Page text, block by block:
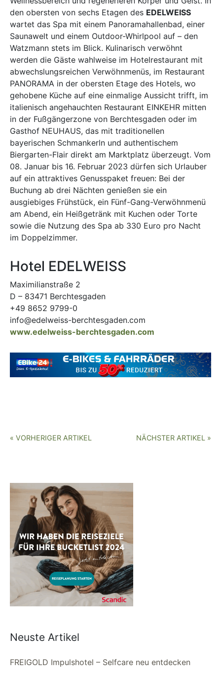
den obersten von sechs Etagen des EDELWEISS
wartet das Spa mit einem Panoramahallenbad, einer
Saunawelt und einem Outdoor-Whirlpool auf – den
Watzmann stets im Blick. Kulinarisch verwöhnt
werden die Gäste wahlweise im Hotelrestaurant mit
abwechslungsreichen Verwöhnmenüs, im Restaurant
PANORAMA in der obersten Etage des Hotels, wo
gehobene Küche auf eine einmalige Aussicht trifft, im
italienisch angehauchten Restaurant EINKEHR mitten
in der Fußgängerzone von Berchtesgaden oder im
Gasthof NEUHAUS, das mit traditionellen
bayerischen Schmankerln und authentischem
Biergarten-Flair direkt am Marktplatz überzeugt. Vom
08. Januar bis 16. Februar 2023 dürfen sich Urlauber
auf ein attraktives Genusspaket freuen: Bei der
Buchung ab drei Nächten genießen sie ein
ausgiebiges Frühstück, ein Fünf-Gang-Verwöhnmenü
am Abend, ein Heißgetränk mit Kuchen oder Torte
sowie die Nutzung des Spa ab 330 Euro pro Nacht
im Doppelzimmer.
Hotel EDELWEISS
Maximilianstraße 2
D – 83471 Berchtesgaden
+49 8652 9799-0
info@edelweiss-berchtesgaden.com
www.edelweiss-berchtesgaden.com
NÄCHSTER ARTIKEL »
« VORHERIGER ARTIKEL
Neuste Artikel
FREIGOLD Impulshotel – Selfcare neu entdecken